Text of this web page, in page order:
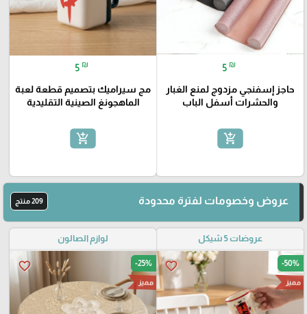
5 ₪
حاجز إسفنجي مزدوج لمنع الغبار
والحشرات أسفل الباب
add_shopping_cart
5 ₪
مج سيراميك بتصميم قطعة لعبة
الماهجونغ الصينية التقليدية
add_shopping_cart
عروض وخصومات لفترة محدودة 209 منتج
عروضات 5 شيكل
favorite_border -50%
مميز
لوازم الصالون
favorite_border -25%
مميز